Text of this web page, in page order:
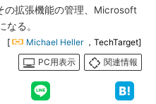
の拡張機能の管理、Microsoft
る。
[ Michael Heller ，TechTarget]
PC用表示
関連情報